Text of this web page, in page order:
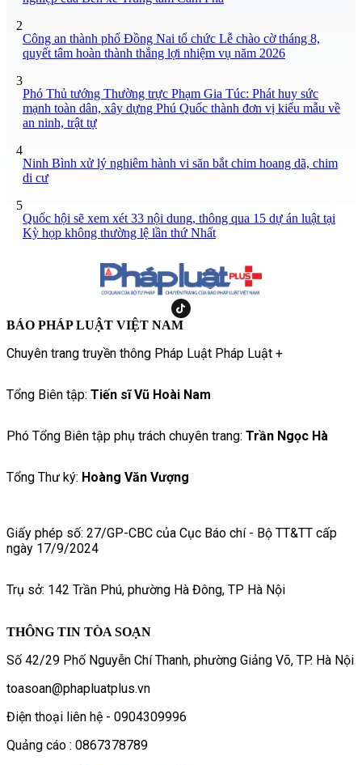
2
Công an thành phố Đồng Nai tổ chức Lễ chào cờ tháng 8,
quyết tâm hoàn thành thắng lợi nhiệm vụ năm 2026
3
Phó Thủ tướng Thường trực Phạm Gia Túc: Phát huy sức
mạnh toàn dân, xây dựng Phú Quốc thành đơn vị kiểu mẫu về
an ninh, trật tự
4
Ninh Bình xử lý nghiêm hành vi săn bắt chim hoang dã, chim
di cư
5
Quốc hội sẽ xem xét 33 nội dung, thông qua 15 dự án luật tại
Kỳ họp không thường lệ lần thứ Nhất
BÁO PHÁP LUẬT VIỆT NAM
Chuyên trang truyền thông Pháp Luật Pháp Luật +
Tổng Biên tập: Tiến sĩ Vũ Hoài Nam
Phó Tổng Biên tập phụ trách chuyên trang: Trần Ngọc Hà
Tổng Thư ký: Hoàng Văn Vượng
Giấy phép số: 27/GP-CBC của Cục Báo chí - Bộ TT&TT cấp
ngày 17/9/2024
Trụ sở: 142 Trần Phú, phường Hà Đông, TP Hà Nội
THÔNG TIN TÒA SOẠN
Số 42/29 Phố Nguyễn Chí Thanh, phường Giảng Võ, TP. Hà Nội
toasoan@phapluatplus.vn
Điện thoại liên hệ - 0904309996
Quảng cáo : 0867378789